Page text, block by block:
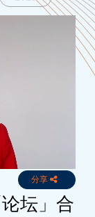
分享
坛」合